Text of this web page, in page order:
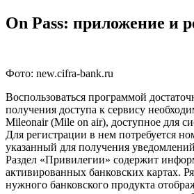
On Pass: приложение и
Фото: new.cifra-bank.ru
Воспользоваться программой
получения доступа к сервису
Mileonair (Mile on air), доступное для
Для регистрации в нем потребуется
указанный для получения
Раздел «Привилегии» содержит
активированных банковских картах.
нужного банковского продукта